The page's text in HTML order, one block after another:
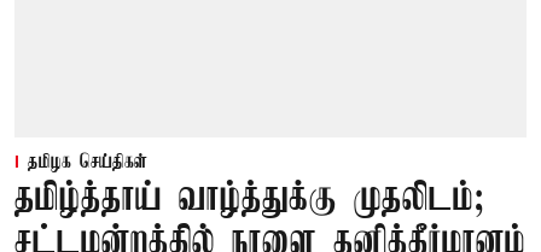
தமிழக செய்திகள்
தமிழ்த்தாய் வாழ்த்துக்கு முதலிடம்;
சட்டமன்றத்தில் நாளை தனித்தீர்மானம்